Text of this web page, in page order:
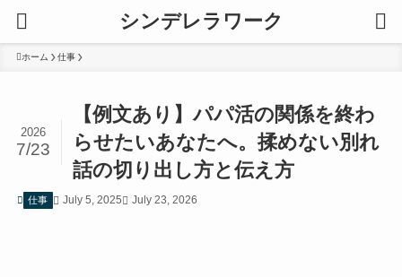
シンデレラワーク
ホーム 仕事
【例文あり】パパ活の関係を終わ
らせたいあなたへ。揉めない別れ
話の切り出し方と伝え方
2026
7/23
仕事 July 5, 2025 July 23, 2026